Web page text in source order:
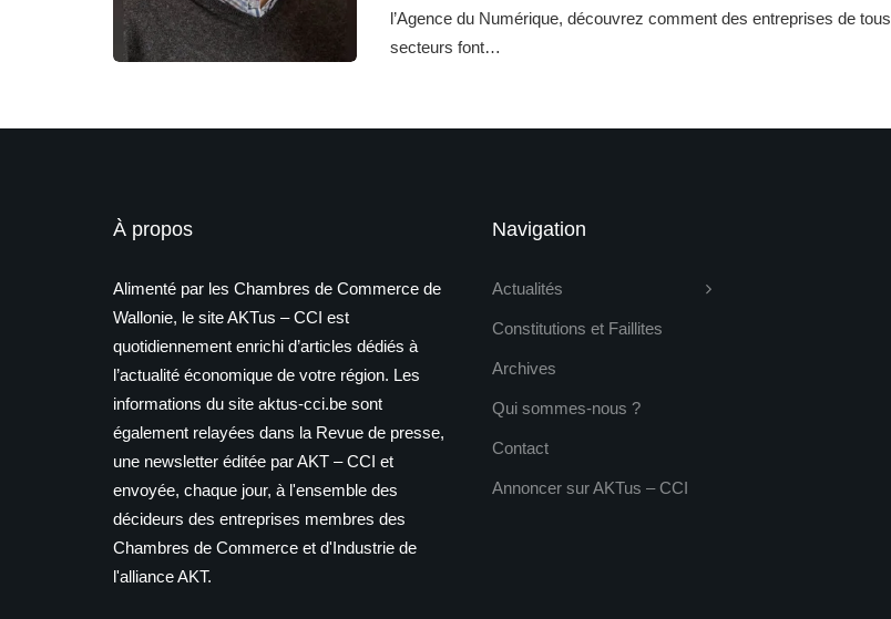
l’Agence du Numérique, découvrez comment des entreprises de tous
secteurs font…
À propos
Alimenté par les Chambres de Commerce de
Wallonie, le site AKTus – CCI est
quotidiennement enrichi d’articles dédiés à
l’actualité économique de votre région. Les
informations du site aktus-cci.be sont
également relayées dans la Revue de presse,
une newsletter éditée par AKT – CCI et
envoyée, chaque jour, à l'ensemble des
décideurs des entreprises membres des
Chambres de Commerce et d'Industrie de
l'alliance AKT.
Navigation
Actualités
Constitutions et Faillites
Archives
Qui sommes-nous ?
Contact
Annoncer sur AKTus – CCI